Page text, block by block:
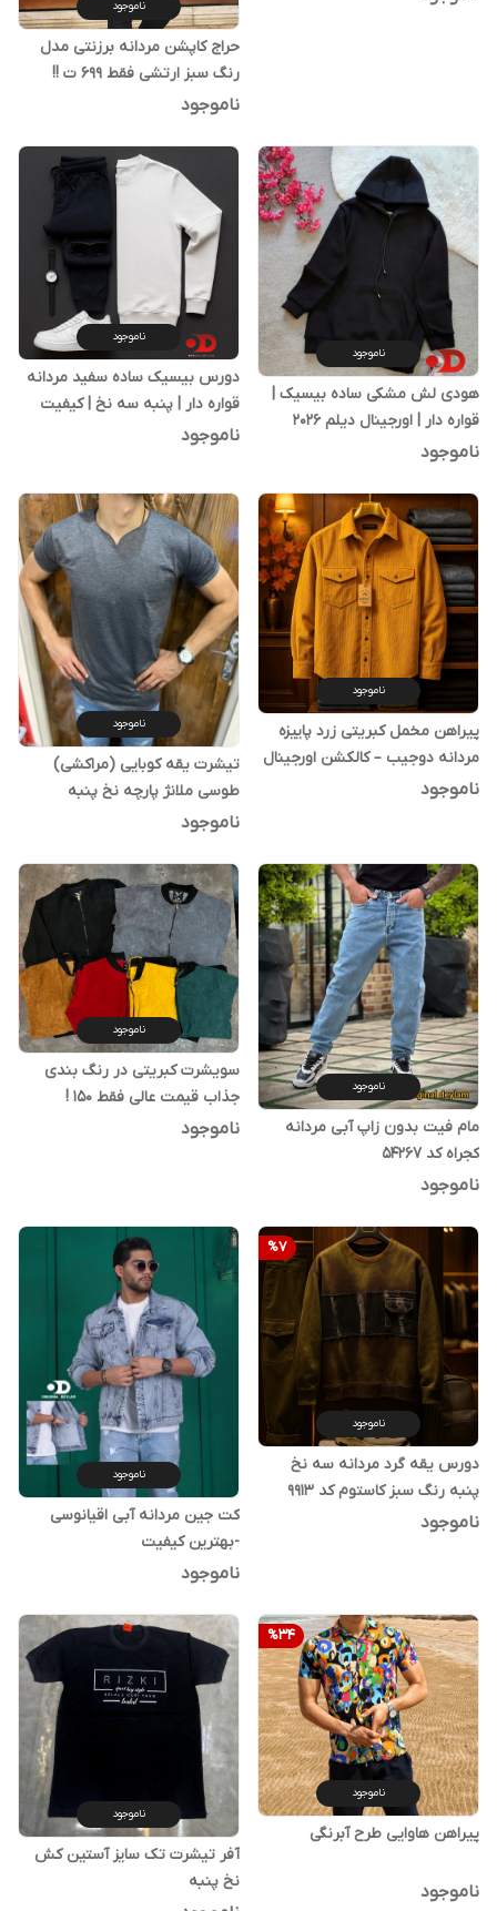
ناموجود
حراج کاپشن مردانه برزنتی مدل
رنگ سبز ارتشی فقط 699 ت !!
ناموجود
ناموجود
هودی لش مشکی ساده بیسیک |
قواره دار | اورجینال دیلم 2026
ناموجود
ناموجود
دورس بیسیک ساده سفید مردانه
قواره دار | پنبه سه نخ | کیفیت
استثنایی و تضمینی
ناموجود
ناموجود
پیراهن مخمل کبریتی زرد پاییزه
مردانه دوجیب – کالکشن اورجینال
دیلم
ناموجود
ناموجود
تیشرت یقه کوبایی (مراکشی)
طوسی ملانژ پارچه نخ پنبه
ناموجود
ناموجود
مام فیت بدون زاپ آبی مردانه
کجراه کد ۵۴۲۶۷
ناموجود
ناموجود
سویشرت کبریتی در رنگ بندی
جذاب قیمت عالی فقط 150 !
ناموجود
%7
ناموجود
دورس یقه گرد مردانه سه نخ
پنبه رنگ سبز کاستوم کد 9913
ناموجود
ناموجود
کت جین مردانه آبی اقیانوسی
-بهترین کیفیت
ناموجود
%34
ناموجود
پیراهن هاوایی طرح آبرنگی
ناموجود
ناموجود
آفر تیشرت تک سایز آستین کش
نخ پنبه